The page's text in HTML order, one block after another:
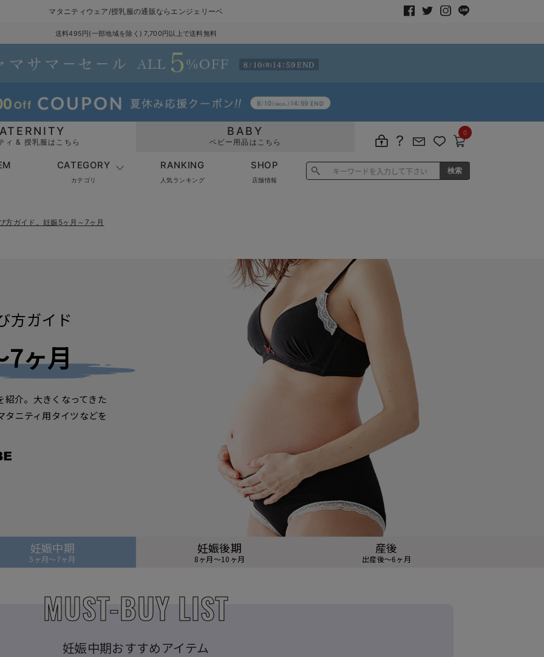
マタニティウェア/授乳服の通販ならエンジェリーベ
送料495円(一部地域を除く) 7,700円以上で送料無料
ィ & 授乳服はこちら
BABY
ベビー用品はこちら
0
CATEGORY
カテゴリ
RANKING
人気ランキング
SHOP
店舗情報
方ガイド。妊娠5ヶ月～7ヶ月
方ガイド
7ヶ月
紹介。大きくなってきた
ニティ用タイツなどを
妊娠中期
5ヶ月～7ヶ月
妊娠後期
8ヶ月～10ヶ月
産後
出産後～6ヶ月
MUST-BUY LIST
妊娠中期おすすめアイテム